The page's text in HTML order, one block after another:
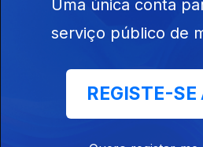
Uma única conta
serviço público de
REGISTE-SE